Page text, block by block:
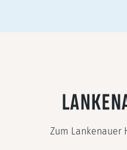
Zum Lankenauer